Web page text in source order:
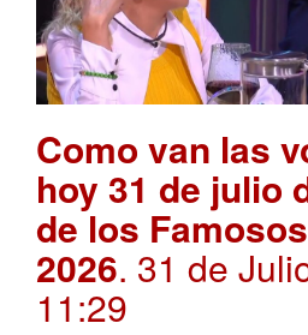
Como van las
hoy 31 de julio
de los
2026. 31 de
11:29